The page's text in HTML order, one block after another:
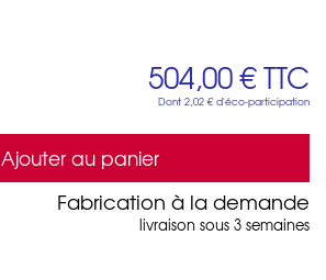
504,00 €TTC
Dont 2,02 € d'éco-participation
Ajouter au panier
Fabrication à la demande
livraison sous 3 semaines